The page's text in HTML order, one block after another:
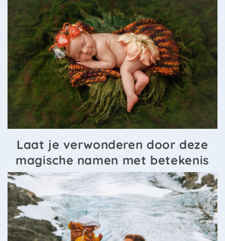
Laat je verwonderen door deze
magische namen met betekenis